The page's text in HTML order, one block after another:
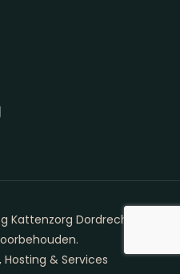
Kattenzorg Dordrecht e.o.
Hosting & Services